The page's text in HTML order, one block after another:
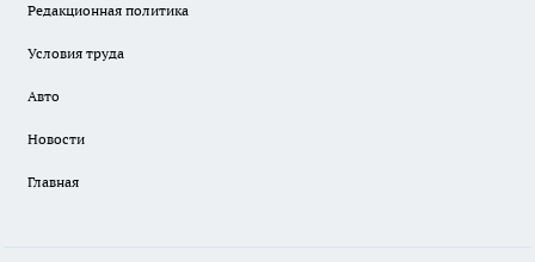
Редакционная политика
Условия труда
Авто
Новости
Главная